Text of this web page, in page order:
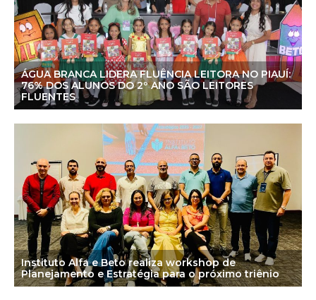
ÁGUA BRANCA LIDERA FLUÊNCIA LEITORA NO PIAUÍ:
76% DOS ALUNOS DO 2º ANO SÃO LEITORES
FLUENTES
Instituto Alfa e Beto realiza workshop de
Planejamento e Estratégia para o próximo triênio